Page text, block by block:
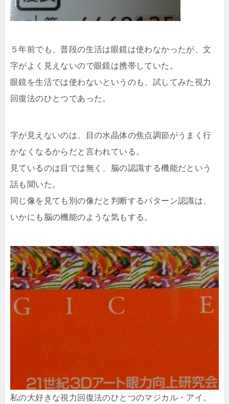
５年前でも、普段の生活は眼鏡は使わなかったが、文
字がよく見えないので眼鏡は携帯していた。
眼鏡を生活では使わないというのも、試してみた視力
回復法のひとつであった。
字が見えないのは、目の水晶体の焦点調節がうまく行
かなくなるからだと言われている。
見ているのは目では無く、脳の認識する機能だという
話も聞いた。
同じ像を見ても別の像だと判断するパターン認識は、
いかにも脳の機能のような気もする。
私の大好きな視力回復法のひとつのマジカル・アイ。